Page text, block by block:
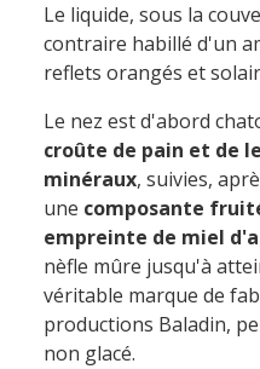
Le liquide, sous la
contraire habillé d'un
reflets orangés et
Le nez est d'abord
croûte de pain et de
minéraux, suivies,
une composante
empreinte de miel
nèfle mûre jusqu'à
véritable marque de
productions Baladin,
non glacé.